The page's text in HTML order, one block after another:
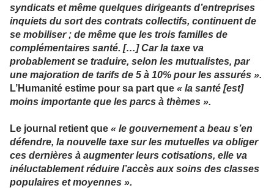
syndicats et même quelques dirigeants d’entreprises
inquiets du sort des contrats collectifs, continuent de
se mobiliser ; de même que les trois familles de
complémentaires santé. […] Car la taxe va
probablement se traduire, selon les mutualistes, par
une majoration de tarifs de 5 à 10% pour les assurés ».
L’Humanité estime pour sa part que « la santé [est]
moins importante que les parcs à thèmes ».
Le journal retient que « le gouvernement a beau s’en
défendre, la nouvelle taxe sur les mutuelles va obliger
ces dernières à augmenter leurs cotisations, elle va
inéluctablement réduire l’accès aux soins des classes
populaires et moyennes ».